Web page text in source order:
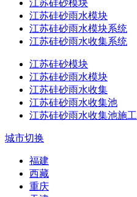
江苏硅砂模块
江苏硅砂雨水模块
江苏硅砂雨水模块系统
江苏硅砂雨水收集系统
江苏硅砂模块
江苏硅砂雨水模块
江苏硅砂雨水收集
江苏硅砂雨水收集池
江苏硅砂雨水收集池施工
城市切换
福建
西藏
重庆